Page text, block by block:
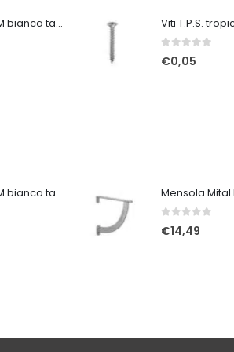
Tuta protettiva 3M bianca taglia XXL
Tuta protettiva 3M bianca taglia XL
€0,05
€14,49